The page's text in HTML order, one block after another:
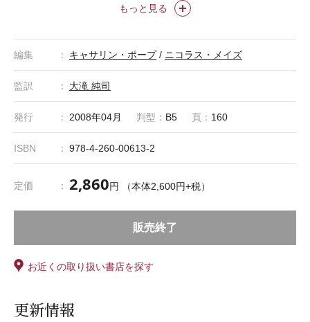
もっと見る
編集 キャサリン・ポープ/ ニコラス・メイズ
監訳 大滝 純司
発行 2008年04月 判型： B5 頁： 160
ISBN 978-4-260-00613-2
定価 2,860円 （本体2,600円+税）
販売終了
お近くの取り扱い書店を探す
更新情報